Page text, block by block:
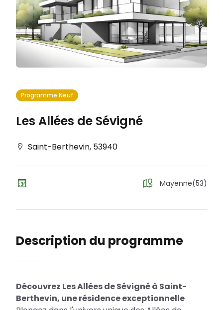
Programme Neuf
Les Allées de Sévigné
Saint-Berthevin, 53940
Mayenne(53)
Description du programme
Découvrez Les Allées de Sévigné à Saint-
Berthevin, une résidence exceptionnelle